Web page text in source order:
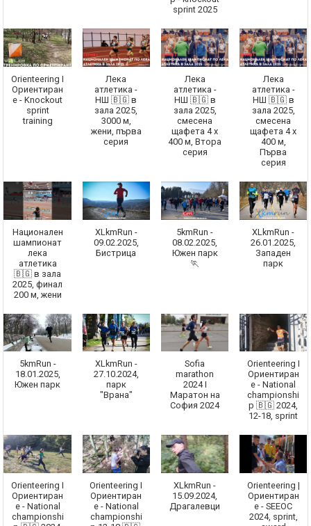
sprint 2025
Orienteering I
Ориентиран
е - Knockout
sprint
training
Лека
атлетика -
НШ 🇧🇬 в
зала 2025,
3000 м,
жени, първа
серия
Лека
атлетика -
НШ 🇧🇬 в
зала 2025,
смесена
щафета 4 х
400 м, Втора
серия
Лека
атлетика -
НШ 🇧🇬 в
зала 2025,
смесена
щафета 4 x
400 м,
Първа
серия
Национален
шампионат
лека
атлетика
🇧🇬 в зала
2025, финал
200 м, жени
XLkmRun -
09.02.2025,
Бистрица
5kmRun -
08.02.2025,
Южен парк
🏃
XLkmRun -
26.01.2025,
Западен
парк
5kmRun -
18.01.2025,
Южен парк
XLkmRun -
27.10.2024,
парк
"Врана"
Sofia
marathon
2024 I
Маратон на
София 2024
Orienteering I
Ориентиран
е - National
championshi
p 🇧🇬 2024,
12-18, sprint
Orienteering I
Ориентиран
е - National
championshi
Orienteering I
Ориентиран
е - National
championshi
XLkmRun -
15.09.2024,
Драгалевци
Orienteering |
Ориентиран
е - SEEOC
2024, sprint,